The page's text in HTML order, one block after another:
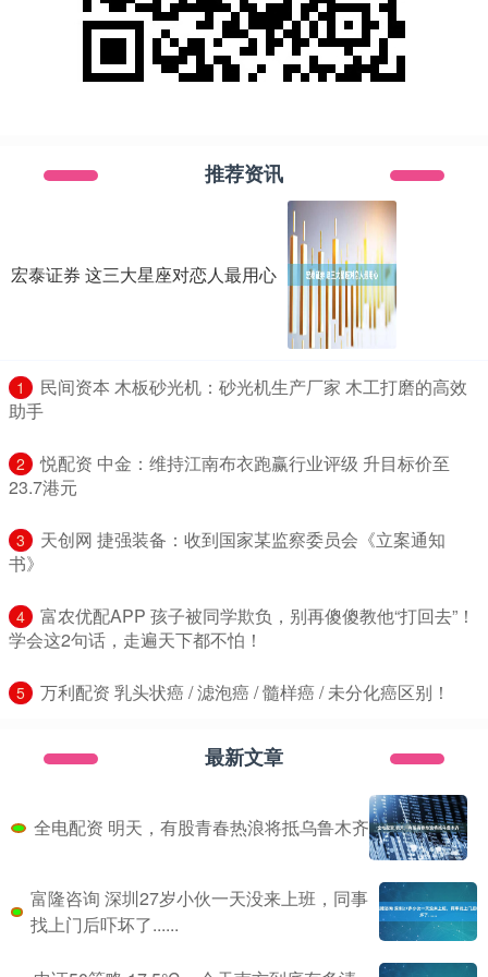
推荐资讯
宏泰证券 这三大星座对恋人最用心
1
​民间资本 木板砂光机：砂光机生产厂家 木工打磨的高效
助手
2
​悦配资 中金：维持江南布衣跑赢行业评级 升目标价至
23.7港元
3
​天创网 捷强装备：收到国家某监察委员会《立案通知
书》
4
​富农优配APP 孩子被同学欺负，别再傻傻教他“打回去”！
学会这2句话，走遍天下都不怕！
5 ​万利配资 乳头状癌 / 滤泡癌 / 髓样癌 / 未分化癌区别！
最新文章
全电配资 明天，有股青春热浪将抵乌鲁木齐
富隆咨询 深圳27岁小伙一天没来上班，同事
找上门后吓坏了......